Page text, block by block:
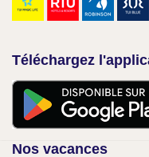
Téléchargez
Nos vacances